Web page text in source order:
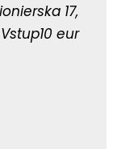
17,
Vstup10 eur